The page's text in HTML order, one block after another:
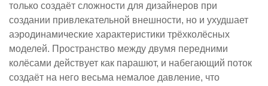
только создаёт сложности для дизайнеров при
создании привлекательной внешности, но и ухудшает
аэродинамические характеристики трёхколёсных
моделей. Пространство между двумя передними
колёсами действует как парашют, и набегающий поток
создаёт на него весьма немалое давление, что